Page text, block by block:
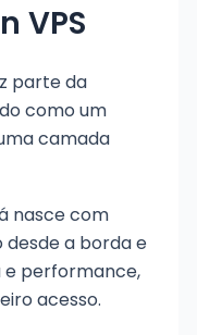
VPS
parte da
como um
camada
nasce com
a borda e
performance,
acesso.